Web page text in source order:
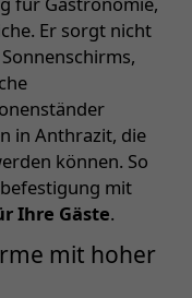
Er sorgt nicht
in Anthrazit, die
können. So
mit
Ihre Gäste.
mit hoher